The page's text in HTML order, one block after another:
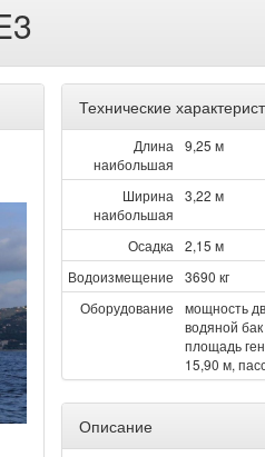
Технические
Длина
наибольшая
9,25 м
Ширина
наибольшая
3,22 м
Осадка
2,15 м
Водоизмещение
3690 кг
Оборудование
мощность
водяной
площадь
15,90 м,
Описание